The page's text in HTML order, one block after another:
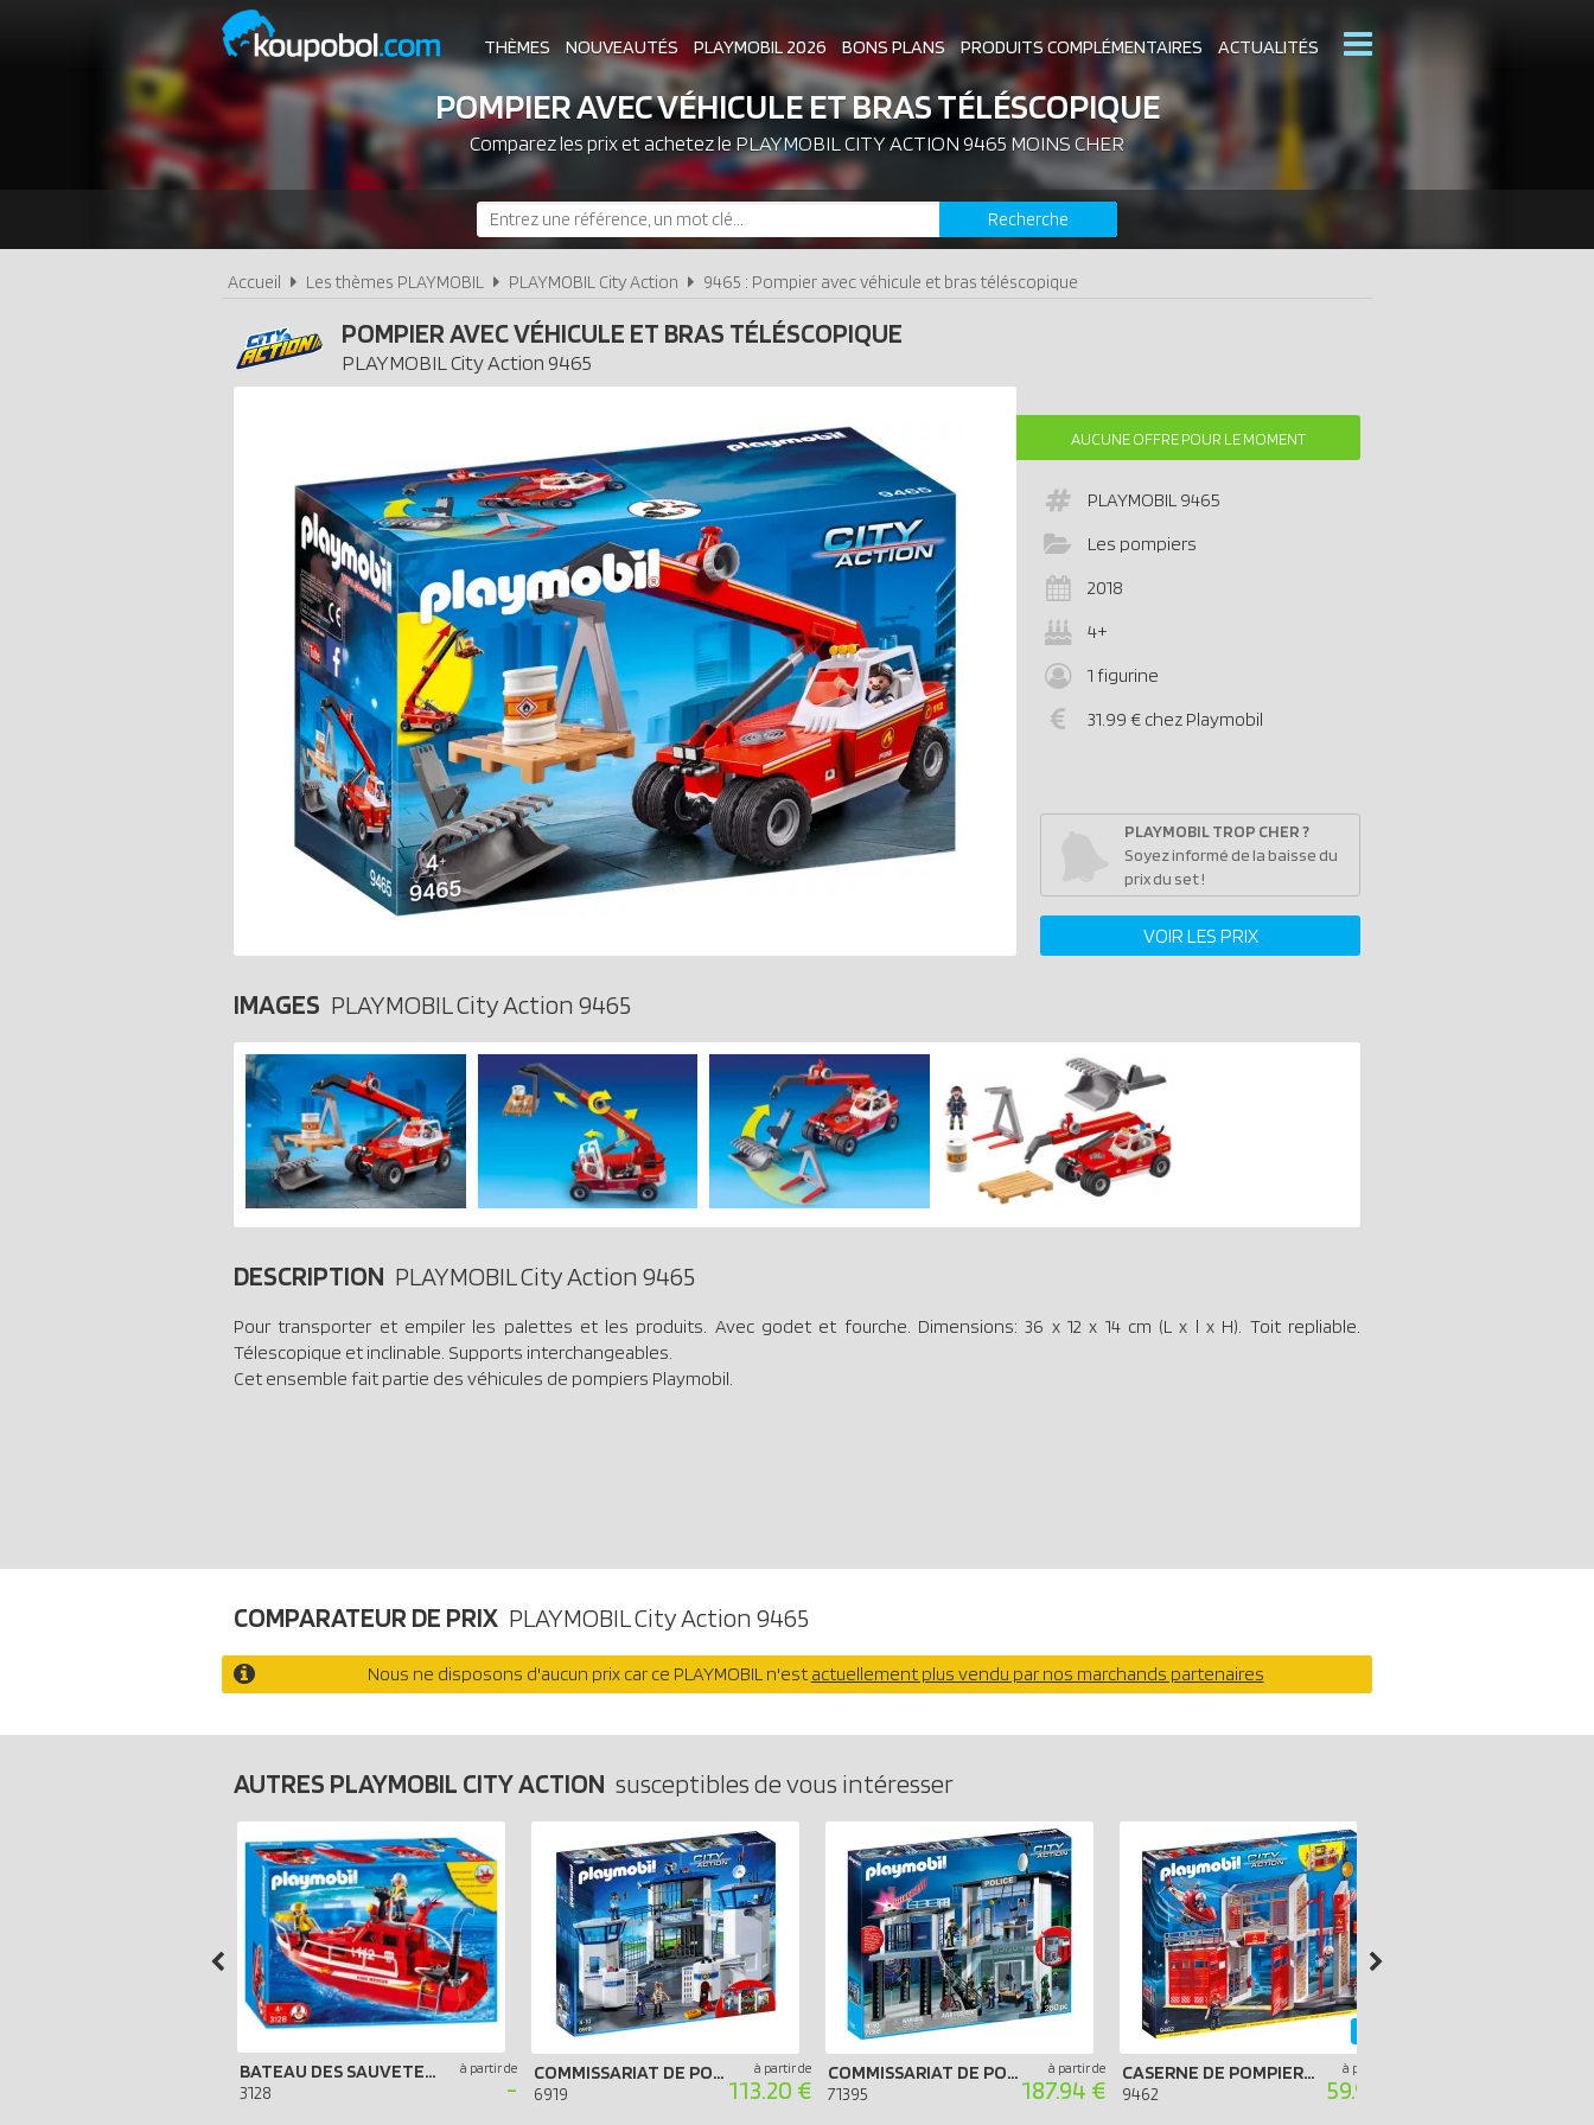
THÈMES NOUVEAUTÉS PLAYMOBIL 2026 BONS PLANS PRODUITS COMPLÉMENTAIRES ACTUALITÉS
ASSOCIATIONS DE FANS EXPOSITIONS PLAYMOBIL CATALOGUES PLAYMOBIL
LES PLAYMOBIL LES PLUS CHERS DERNIERS PLAYMOBIL AJOUTÉS
POMPIER AVEC VÉHICULE ET BRAS TÉLÉSCOPIQUE
Comparez les prix et achetez le PLAYMOBIL CITY ACTION 9465 MOINS CHER
Recherche
Accueil Les thèmes PLAYMOBIL PLAYMOBIL City Action 9465 : Pompier avec véhicule et bras téléscopique
POMPIER AVEC VÉHICULE ET BRAS TÉLÉSCOPIQUE
PLAYMOBIL City Action 9465
AUCUNE OFFRE POUR LE MOMENT
PLAYMOBIL 9465
Les pompiers
2018
4+
1 figurine
31.99 € chez Playmobil
PLAYMOBIL TROP CHER ?
Soyez informé de la baisse du
prix du set !
VOIR LES PRIX
IMAGES PLAYMOBIL City Action 9465
DESCRIPTION PLAYMOBIL City Action 9465
Pour transporter et empiler les palettes et les produits. Avec godet et fourche. Dimensions: 36 x 12 x 14 cm (L x l x H). Toit repliable.
Télescopique et inclinable. Supports interchangeables.
Cet ensemble fait partie des véhicules de pompiers Playmobil.
COMPARATEUR DE PRIX PLAYMOBIL City Action 9465
Nous ne disposons d'aucun prix car ce PLAYMOBIL n'est actuellement plus vendu par nos marchands partenaires
AUTRES PLAYMOBIL CITY ACTION susceptibles de vous intéresser
BATEAU DES SAUVETEURS POMPIERS
3128
à partir de
-
COMMISSARIAT DE POLICE AVEC PRISON
6919
à partir de
113.20 €
COMMISSARIAT DE POLICE AVEC SYSTÈME D`ALARME
71395
à partir de
187.94 €
CASERNE DE POMPIERS AVEC HÉLICOPTÈRE
9462
à partir de
59.99 €